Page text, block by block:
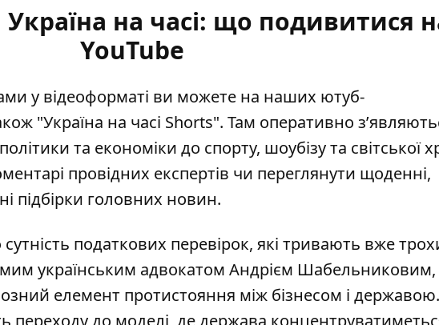
на часі: що подивитися
YouTube
у відеоформаті ви можете на наших ютуб-
"Україна на часі Shorts". Там оперативно
та економіки до спорту, шоубізу та світської
провідних експертів чи переглянути щоденні,
підбірки головних новин.
податкових перевірок, які тривають вже
українським адвокатом Андрієм
елемент протистояння між бізнесом і